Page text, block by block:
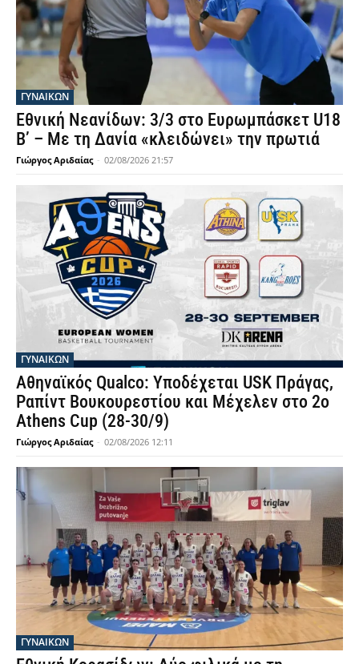
ΓΥΝΑΙΚΩΝ
Εθνική Νεανίδων: 3/3 στο Ευρωμπάσκετ U18
Β’ – Με τη Δανία «κλειδώνει» την πρωτιά
Γιώργος Αριδαίας - 02/08/2026 21:57
ΓΥΝΑΙΚΩΝ
Αθηναϊκός Qualco: Υποδέχεται USK Πράγας,
Ραπίντ Βουκουρεστίου και Μέχελεν στο 2ο
Athens Cup (28-30/9)
Γιώργος Αριδαίας - 02/08/2026 12:11
ΓΥΝΑΙΚΩΝ